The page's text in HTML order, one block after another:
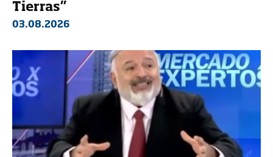
Tierras”
03.08.2026